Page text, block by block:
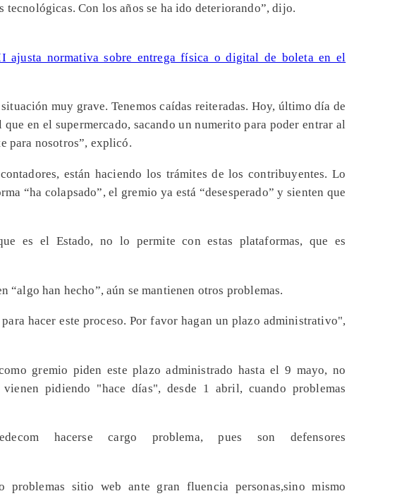
tecnológicas. Con los años se ha ido deteriorando”, dijo.
ajusta normativa sobre entrega física o digital de boleta en el
muy grave. Tenemos caídas reiteradas. Hoy, último día de
en el supermercado, sacando un numerito para poder entrar al
para nosotros”, explicó.
están haciendo los trámites de los contribuyentes. Lo
“ha colapsado”, el gremio ya está “desesperado” y sienten que
es el Estado, no lo permite con estas plataformas, que es
“algo han hecho”, aún se mantienen otros problemas.
hacer este proceso. Por favor hagan un plazo administrativo",
gremio piden este plazo administrado hasta el 9 mayo, no
pidiendo "hace días", desde 1 abril, cuando problemas
hacerse cargo problema, pues son defensores
problemas sitio web ante gran fluencia personas,sino mismo